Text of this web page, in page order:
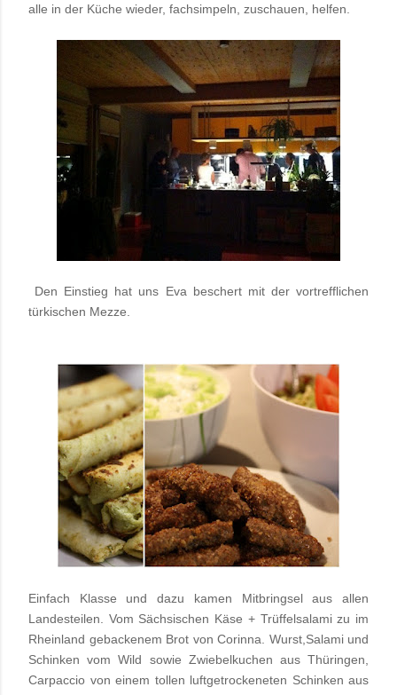
alle in der Küche wieder, fachsimpeln, zuschauen, helfen.
Den Einstieg hat uns Eva beschert mit der vortrefflichen
türkischen Mezze.
Einfach Klasse und dazu kamen Mitbringsel aus allen
Landesteilen. Vom Sächsischen Käse + Trüffelsalami zu im
Rheinland gebackenem Brot von Corinna. Wurst,Salami und
Schinken vom Wild sowie Zwiebelkuchen aus Thüringen,
Carpaccio von einem tollen luftgetrockeneten Schinken aus